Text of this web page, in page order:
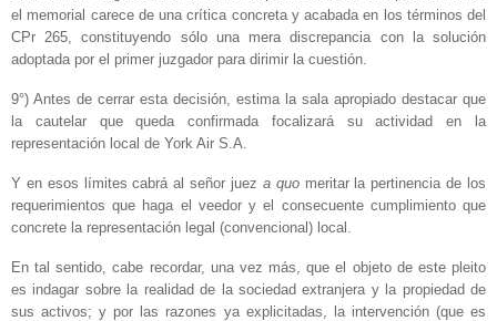
el memorial carece de una crítica concreta y acabada en los términos del
CPr 265, constituyendo sólo una mera discrepancia con la solución
adoptada por el primer juzgador para dirimir la cuestión.
9°) Antes de cerrar esta decisión, estima la sala apropiado destacar que
la cautelar que queda confirmada focalizará su actividad en la
representación local de York Air S.A.
Y en esos límites cabrá al señor juez a quomeritar la pertinencia de los
requerimientos que haga el veedor y el consecuente cumplimiento que
concrete la representación legal (convencional) local.
En tal sentido, cabe recordar, una vez más, que el objeto de este pleito
es indagar sobre la realidad de la sociedad extranjera y la propiedad de
sus activos; y por las razones ya explicitadas, la intervención (que es